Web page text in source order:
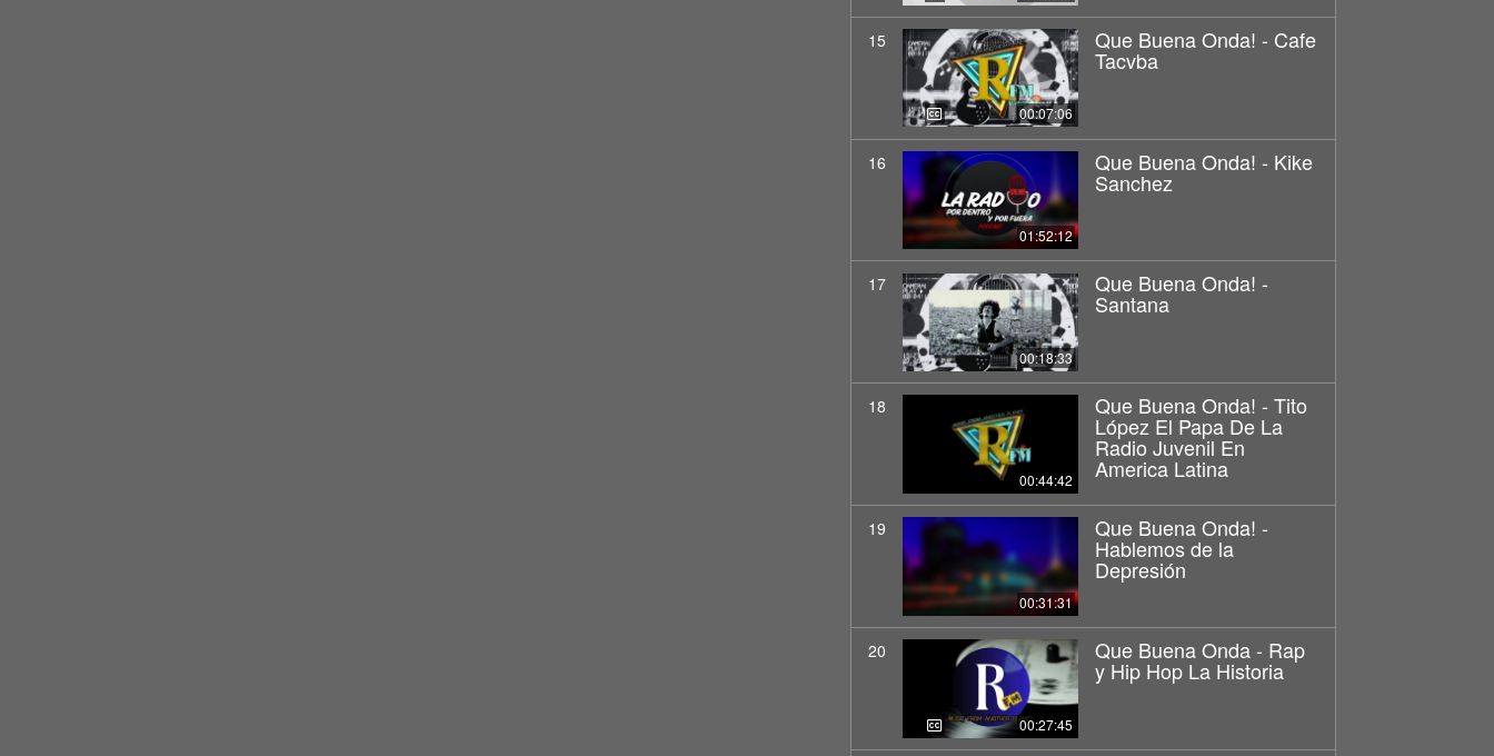
15
00:07:06
Que Buena Onda! - Cafe
Tacvba
16
01:52:12
Que Buena Onda! - Kike
Sanchez
17
00:18:33
Que Buena Onda! -
Santana
18
00:44:42
Que Buena Onda! - Tito
López El Papa De La
Radio Juvenil En
America Latina
19
00:31:31
Que Buena Onda! -
Hablemos de la
Depresión
20
00:27:45
Que Buena Onda - Rap
y Hip Hop La Historia